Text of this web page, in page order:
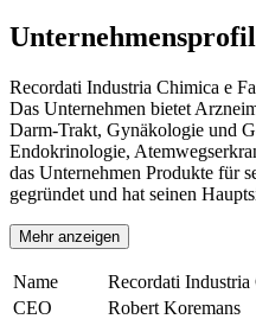
Unternehmensprofil
Recordati Industria Chimica e
Das Unternehmen bietet
Darm-Trakt, Gynäkologie und
Endokrinologie,
das Unternehmen Produkte für
gegründet und hat seinen
Mehr anzeigen
Name
Recordati Industria
CEO
Robert Koremans